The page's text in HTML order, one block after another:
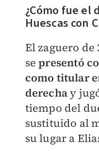
¿Cómo fue el
Huescas con
El zaguero de
sepresentó
como titular
derechay
tiempo del
sustituido al
su lugar a